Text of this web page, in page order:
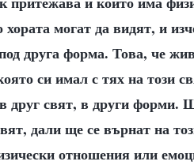
хората могат да видят, и
друга форма. Това, че
си имал с тях на този
друг свят, в други форми.
дали ще се върнат на
отношения или